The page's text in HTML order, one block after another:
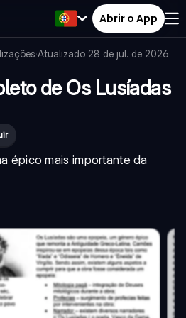
Abrir o App
·Atualizado 28 de jul. de 2026·
de Os Lusíadas
épico mais importante da